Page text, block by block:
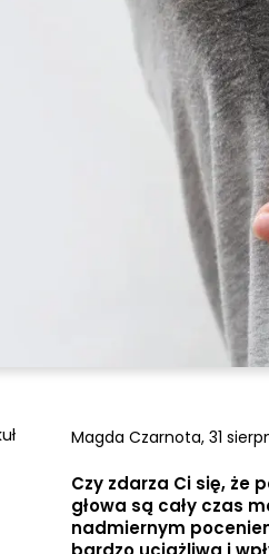
Magda Czarnota, 31
Czy zdarza Ci się, że
głowa są cały czas
nadmiernym